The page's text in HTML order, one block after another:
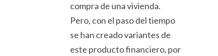
compra de una vivienda.
Pero, con el paso del tiempo
se han creado variantes de
este producto financiero, por